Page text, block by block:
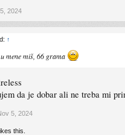
2024
↑
mene miš, 66 grama
da je dobar ali ne treba mi
5, 2024
this.